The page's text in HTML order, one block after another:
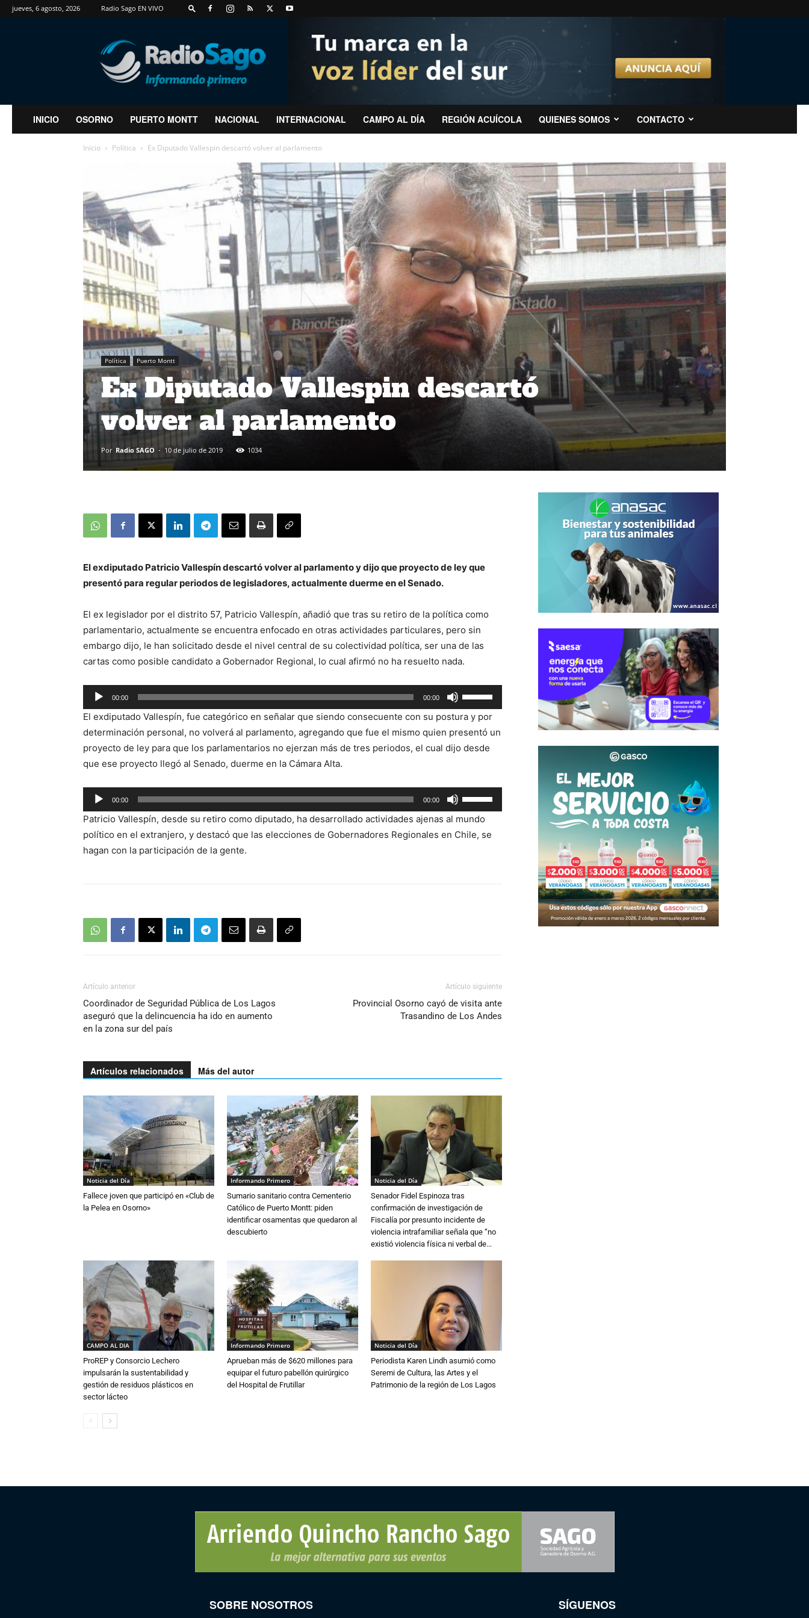
jueves, 6 agosto, 2026 Radio Sago EN VIVO
RadioSago
INICIO OSORNO PUERTO MONTT NACIONAL INTERNACIONAL CAMPO AL DÍA REGIÓN ACUÍCOLA QUIENES SOMOS CONTACTO
Inicio Política Ex Diputado Vallespin descartó volver al parlamento
Política Puerto Montt
Ex Diputado Vallespin descartó
volver al parlamento
Por Radio SAGO - 10 de julio de 2019 1034
El exdiputado Patricio Vallespín descartó volver al parlamento y dijo que proyecto de ley que
presentó para regular periodos de legisladores, actualmente duerme en el Senado.
El ex legislador por el distrito 57, Patricio Vallespín, añadió que tras su retiro de la política como
parlamentario, actualmente se encuentra enfocado en otras actividades particulares, pero sin
embargo dijo, le han solicitado desde el nivel central de su colectividad política, ser una de las
cartas como posible candidato a Gobernador Regional, lo cual afirmó no ha resuelto nada.
Reproductor
de
audio
00:00 00:00
las
teclas
de
flecha
para
aumentar
o
disminuir
El exdiputado Vallespín, fue categórico en señalar que siendo consecuente con su postura y por
determinación personal, no volverá al parlamento, agregando que fue el mismo quien presentó un
proyecto de ley para que los parlamentarios no ejerzan más de tres periodos, el cual dijo desde
que ese proyecto llegó al Senado, duerme en la Cámara Alta.
Reproductor
de
audio
00:00 00:00
las
teclas
de
Patricio Vallespín, desde su retiro como diputado, ha desarrollado actividades ajenas al mundo
político en el extranjero, y destacó que las elecciones de Gobernadores Regionales en Chile, se
hagan con la participación de la gente.
Artículo anterior
Coordinador de Seguridad Pública de Los Lagos
aseguró que la delincuencia ha ido en aumento
en la zona sur del país
Artículo siguiente
Provincial Osorno cayó de visita ante
Trasandino de Los Andes
Artículos relacionados Más del autor
Noticia del Día
Fallece joven que participó en «Club de
la Pelea en Osorno»
Informando Primero
Sumario sanitario contra Cementerio
Católico de Puerto Montt: piden
identificar osamentas que quedaron al
descubierto
Noticia del Día
Senador Fidel Espinoza tras
confirmación de investigación de
Fiscalía por presunto incidente de
violencia intrafamiliar señala que “no
existió violencia física ni verbal de...
CAMPO AL DIA
ProREP y Consorcio Lechero
impulsarán la sustentabilidad y
gestión de residuos plásticos en
sector lácteo
Informando Primero
Aprueban más de $620 millones para
equipar el futuro pabellón quirúrgico
del Hospital de Frutillar
Noticia del Día
Periodista Karen Lindh asumió como
Seremi de Cultura, las Artes y el
Patrimonio de la región de Los Lagos
SOBRE NOSOTROS SÍGUENOS